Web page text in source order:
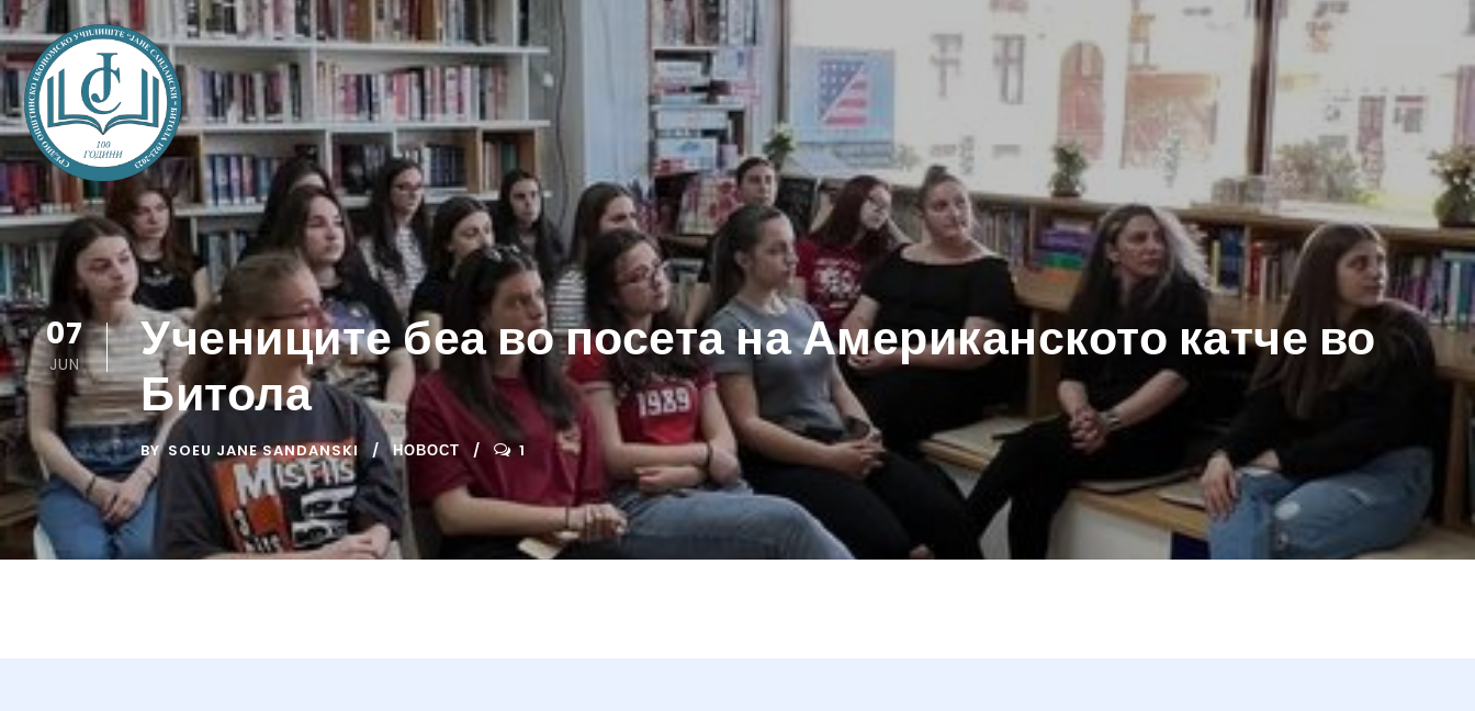
07
JUN
Учениците беа во посета на Американското катче во
Битола
BY SOEU JANE SANDANSKI НОВОСТ 1